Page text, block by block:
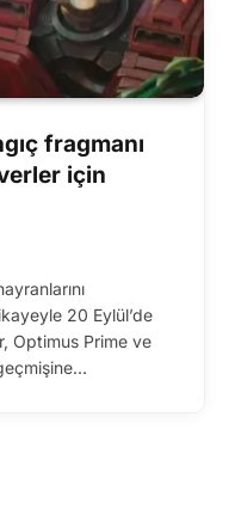
fragmanı
için
20 Eylül’de
Optimus Prime ve